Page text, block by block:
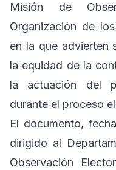
Misión de
Organización de
en la que advierten
la equidad de la
la actuación del
durante el proceso
El documento,
dirigido al
Observación